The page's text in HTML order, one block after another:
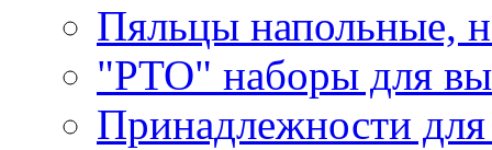
Пяльцы напольные,
"РТО" наборы для
Принадлежности